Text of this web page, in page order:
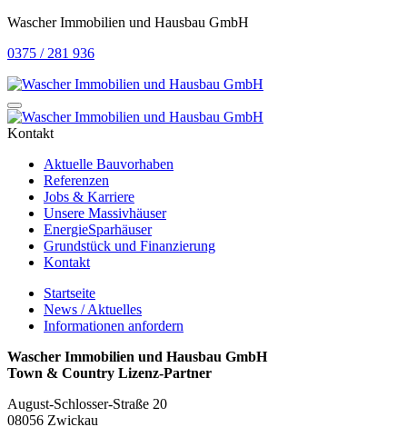
Wascher Immobilien und Hausbau GmbH
0375 / 281 936
Kontakt
Aktuelle Bauvorhaben
Referenzen
Jobs & Karriere
Unsere Massivhäuser
EnergieSparhäuser
Grundstück und Finanzierung
Kontakt
Startseite
News / Aktuelles
Informationen anfordern
Wascher Immobilien und Hausbau GmbH
Town & Country Lizenz-Partner
August-Schlosser-Straße 20
08056 Zwickau